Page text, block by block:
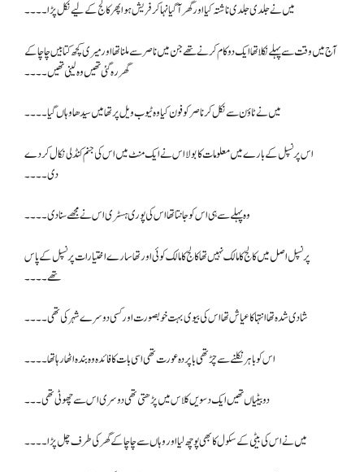
میں نے جلدی جلدی ناشتہ کیا اور گھر آ گیا نہا کر فریش ہوا پھر کالج کے لیے نکل پڑا۔۔۔۔
آج میں وقت سے پہلے نکلا تھا ایک دو کام کرنے تھے جن میں ناصر سے ملنا تھا اور میری کچھ کتابیں چاچا کے
گھر رہ گئی تھیں وہ لینی تھیں۔۔۔۔
میں نے ٹاؤن سے نکل کر ناصر کو فون کیا وہ ٹیوب ویل پر تھا میں سیدھا وہاں گیا۔۔۔۔
اس پرنسپل کے بارے میں معلومات کا بولا اس نے ایک منٹ میں اس کی جنم کنڈلی نکال کر دے
دی۔۔۔۔
وہ پہلے سے ہی اس کو جانتا تھا اس کی پوری ہسٹری اس نے مجھے سنا دی۔۔۔۔
پرنسپل اصل میں کالج کا مالک نہیں تھا کالج کا مالک کوئی اور تھا سارے اختیارات پرنسپل کے پاس
تھے۔۔۔۔
شادی شدہ تھا انتہا کا عیاش تھا اس کی بیوی بہت خوبصورت اور کسی دوسرے شہر کی تھی ۔۔۔۔
اس کو باہر نکلنے سے چڑ تھی با پردہ عورت تھی اسی بات کا فائدہ وہ بندہ اٹھا رہا تھا۔۔۔۔
دو بیٹیاں تھیں ایک دسویں کلاس میں پڑھتی تھی دوسری اس سے چھوٹی تھی۔۔۔
میں نے اس کی بیٹی کے سکول کا بھی پوچھ لیا اور وہاں سے چاچا کے گھر کی طرف چل پڑا۔۔۔۔